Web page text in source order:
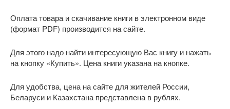
Оплата товара и скачивание книги в электронном виде
(формат PDF) производится на сайте.
Для этого надо найти интересующую Вас книгу и нажать
на кнопку «Купить». Цена книги указана на кнопке.
Для удобства, цена на сайте для жителей России,
Беларуси и Казахстана представлена в рублях.